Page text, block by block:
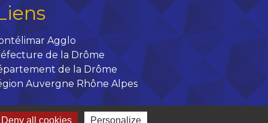
Agglo
de la Drôme
de la Drôme
Auvergne Rhône Alpes
Deny all cookies Personalize